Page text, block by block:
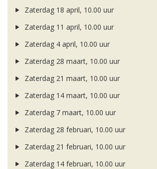
Zaterdag 18 april, 10.00 uur
Zaterdag 11 april, 10.00 uur
Zaterdag 4 april, 10.00 uur
Zaterdag 28 maart, 10.00 uur
Zaterdag 21 maart, 10.00 uur
Zaterdag 14 maart, 10.00 uur
Zaterdag 7 maart, 10.00 uur
Zaterdag 28 februari, 10.00 uur
Zaterdag 21 februari, 10.00 uur
Zaterdag 14 februari, 10.00 uur